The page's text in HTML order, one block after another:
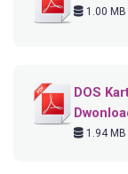
1.00 MB
DOS
1.94 MB